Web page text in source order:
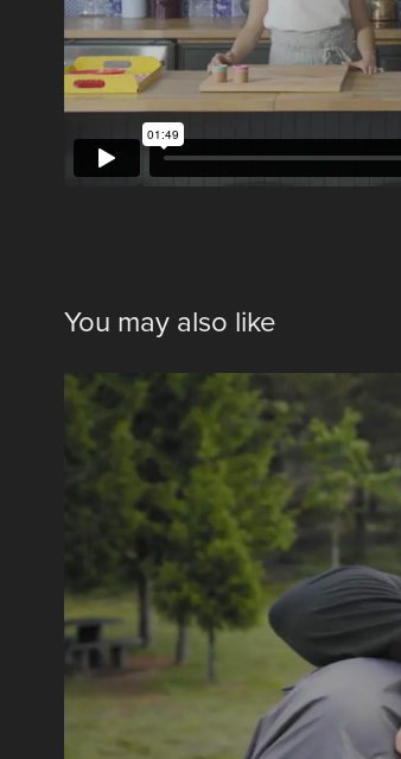
You may also like
Documentaire / Dave